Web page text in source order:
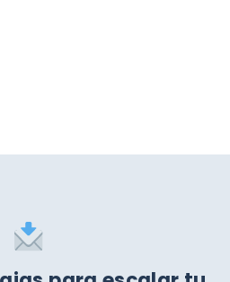
CONTRA GOOGLE